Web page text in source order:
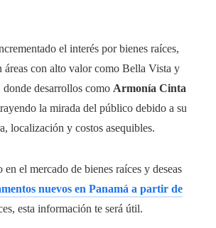
el interés por bienes raíces,
áreas con alto valor como Bella Vista y
desarrollos como Armonía Cinta
la mirada del público debido a su
localización y costos asequibles.
en el mercado de bienes raíces y deseas
nuevos en Panamá a partir de
esta información te será útil.